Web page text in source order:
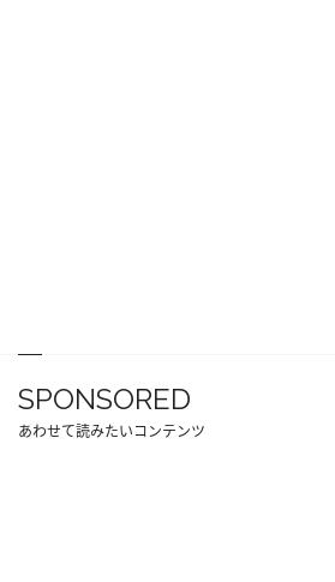
SPONSORED
あわせて読みたいコンテンツ